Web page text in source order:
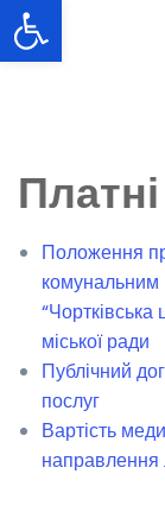
Перейти
до
Положення
комунальним
“Чортківська
міської ради
Публічний
послуг
Вартість
направлення